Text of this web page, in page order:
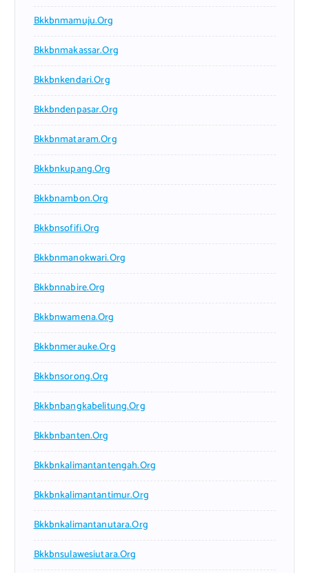
Bkkbnmamuju.org
Bkkbnmakassar.org
Bkkbnkendari.org
Bkkbndenpasar.org
Bkkbnmataram.org
Bkkbnkupang.org
Bkkbnambon.org
Bkkbnsofifi.org
Bkkbnmanokwari.org
Bkkbnnabire.org
Bkkbnwamena.org
Bkkbnmerauke.org
Bkkbnsorong.org
Bkkbnbangkabelitung.org
Bkkbnbanten.org
Bkkbnkalimantantengah.org
Bkkbnkalimantantimur.org
Bkkbnkalimantanutara.org
Bkkbnsulawesiutara.org